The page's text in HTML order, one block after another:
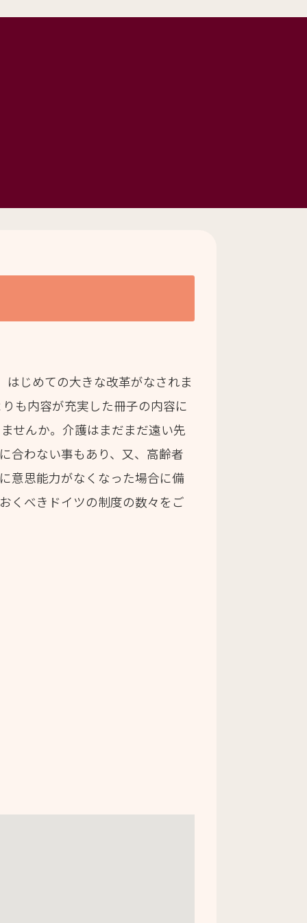
じめての大きな改革がなされま
も内容が充実した冊子の内容に
せんか。介護はまだまだ遠い先
合わない事もあり、又、高齢者
意思能力がなくなった場合に備
くべきドイツの制度の数々をご